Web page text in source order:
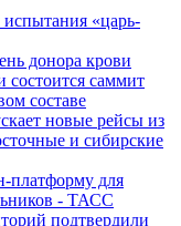
испытания «царь-
донора крови
состоится саммит
составе
новые рейсы из
и сибирские
платформу для
- ТАСС
подтвердили